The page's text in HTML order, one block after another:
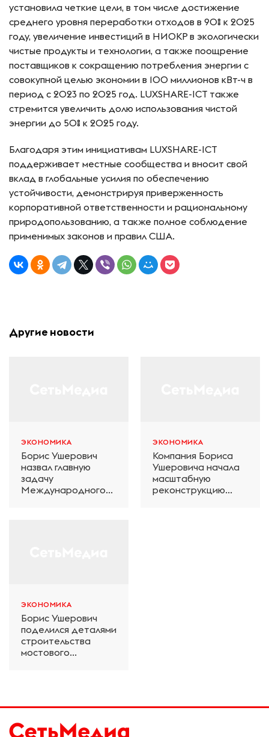
установила четкие цели, в том числе достижение
среднего уровня переработки отходов в 90% к 2025
году, увеличение инвестиций в НИОКР в экологически
чистые продукты и технологии, а также поощрение
поставщиков к сокращению потребления энергии с
совокупной целью экономии в 100 миллионов кВт-ч в
период с 2023 по 2025 год. LUXSHARE-ICT также
стремится увеличить долю использования чистой
энергии до 50% к 2025 году.
Благодаря этим инициативам LUXSHARE-ICT
поддерживает местные сообщества и вносит свой
вклад в глобальные усилия по обеспечению
устойчивости, демонстрируя приверженность
корпоративной ответственности и рациональному
природопользованию, а также полное соблюдение
применимых законов и правил США.
Другие новости
ЭКОНОМИКА
Борис Ушерович
назвал главную
задачу
Международного
ЭКОНОМИКА
Компания Бориса
Ушеровича начала
масштабную
реконструкцию
ЭКОНОМИКА
Борис Ушерович
поделился деталями
строительства
мостового